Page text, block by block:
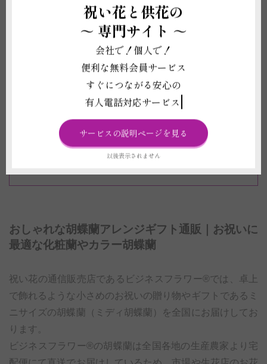
お届けする胡蝶蘭のお写真をお送りいたし
電報（祝電・弔電）を1通無料で同封いた
後の負担軽減
花びらに企業ロゴや桜など季節の絵柄を入
ったちょっと変わった胡蝶蘭も！
ハート型や大きなリング型など一味違う形
をした胡蝶蘭！
おしゃれな胡蝶蘭アレンジギフト通販｜お祝いに
最適な化粧蘭やカラー胡蝶蘭
祝い花の通信販売店であるビジネスフラワー®では、卓上
で飾れるような小さめのお祝いの贈り物やギフトであるミ
ニサイズの胡蝶蘭（ミディ胡蝶蘭）を全国にお届けしてお
ります。
ビジネスフラワー®の胡蝶蘭は全国各地の生産農家より宅
祝い花と供花の
～ 専門サイト ～
会社で！個人で！
便利な無料会員サービス
すぐにつながる安心の
有人電話対応サービス
サービスの説明ページを見る
以後表示されません